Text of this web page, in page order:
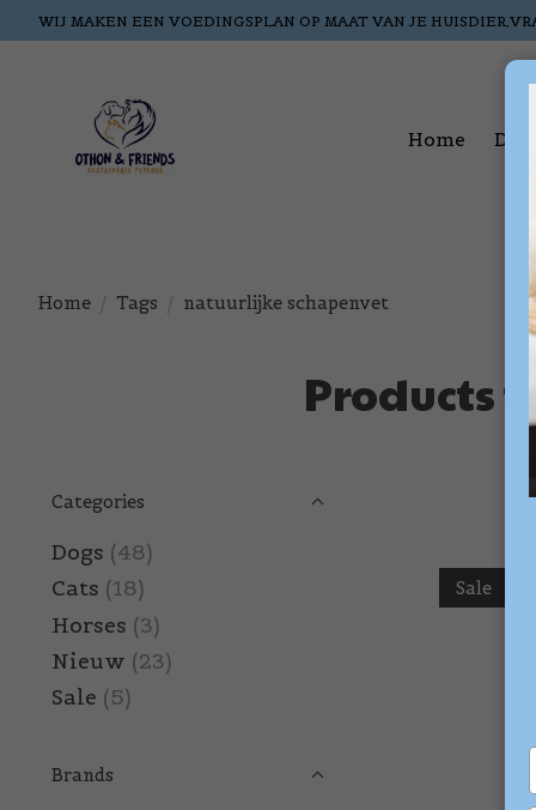
WIJ MAKEN EEN VOEDINGSPLAN OP MAAT VAN JE
Home Dogs
Home Tags natuurlijke schapenvet
Products
Categories
Dogs (48)
Cats (18)
Horses (3)
Nieuw (23)
Sale (5)
Brands
Sale